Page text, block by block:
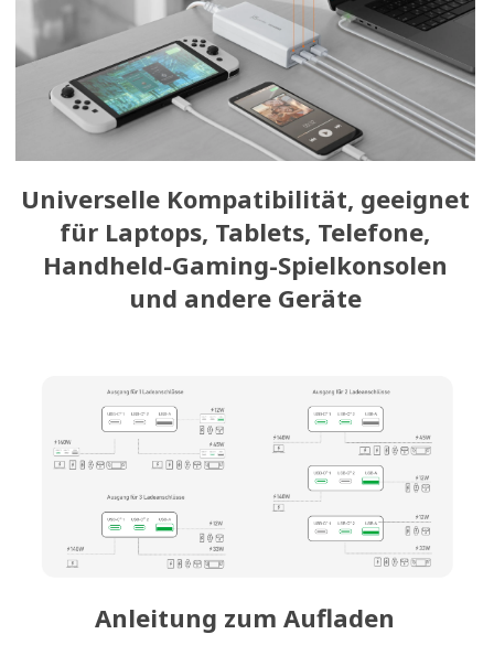
Universelle Kompatibilität, geeignet
für Laptops, Tablets, Telefone,
Handheld-Gaming-Spielkonsolen
und andere Geräte
Anleitung zum Aufladen